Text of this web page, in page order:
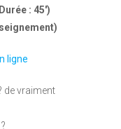
: 45′)
ligne
de vraiment